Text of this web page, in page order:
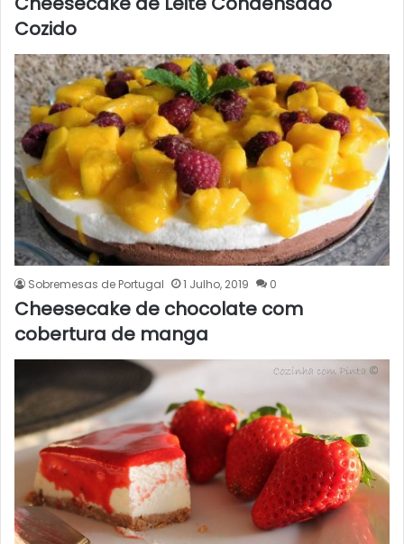
Cozido
Sobremesas de Portugal 1 Julho, 2019 0
Cheesecake de chocolate com
cobertura de manga